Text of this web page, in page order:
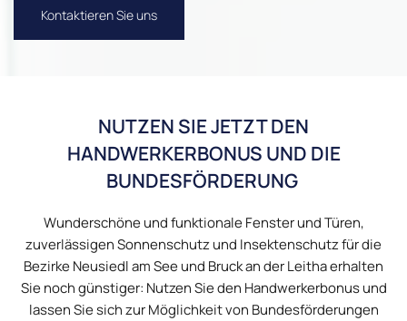
Kontaktieren Sie uns
NUTZEN SIE JETZT DEN
HANDWERKERBONUS UND DIE
BUNDESFÖRDERUNG
Wunderschöne und funktionale Fenster und Türen,
zuverlässigen Sonnenschutz und Insektenschutz für die
Bezirke Neusiedl am See und Bruck an der Leitha erhalten
Sie noch günstiger: Nutzen Sie den Handwerkerbonus und
lassen Sie sich zur Möglichkeit von Bundesförderungen